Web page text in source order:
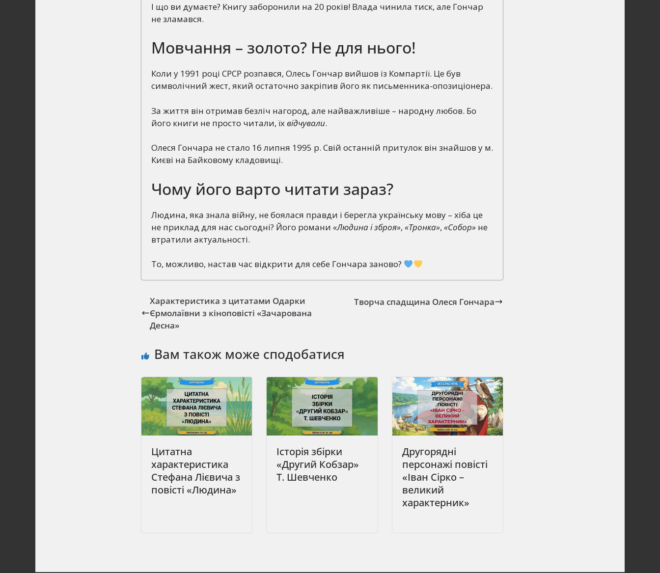
І що ви думаєте? Книгу заборонили на 20 років! Влада чинила тиск, але Гончар
не зламався.
Мовчання – золото? Не для нього!
Коли у 1991 році СРСР розпався, Олесь Гончар вийшов із Компартії. Це був
символічний жест, який остаточно закріпив його як письменника-опозиціонера.
За життя він отримав безліч нагород, але найважливіше – народну любов. Бо
його книги не просто читали, їхвідчували.
Олеся Гончара не стало 16 липня 1995 р. Свій останній притулок він знайшов у м.
Києві на Байковому кладовищі.
Чому його варто читати зараз?
Людина, яка знала війну, не боялася правди і берегла українську мову – хіба це
не приклад для нас сьогодні? Його романи «Людина і зброя», «Тронка», «Собор» не
втратили актуальності.
То, можливо, настав час відкрити для себе Гончара заново?
Характеристика з цитатами Одарки
Єрмолаївни з кіноповісті «Зачарована
Десна»
Творча спадщина Олеся Гончара
Вам також може сподобатися
Цитатна
характеристика
Стефана Лієвича з
повісті «Людина»
Історія збірки
«Другий Кобзар»
Т. Шевченко
Другорядні
персонажі повісті
«Іван Сірко –
великий
характерник»